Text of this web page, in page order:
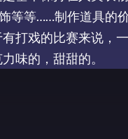
等……制作道具的
打戏的比赛来说，
味的，甜甜的。